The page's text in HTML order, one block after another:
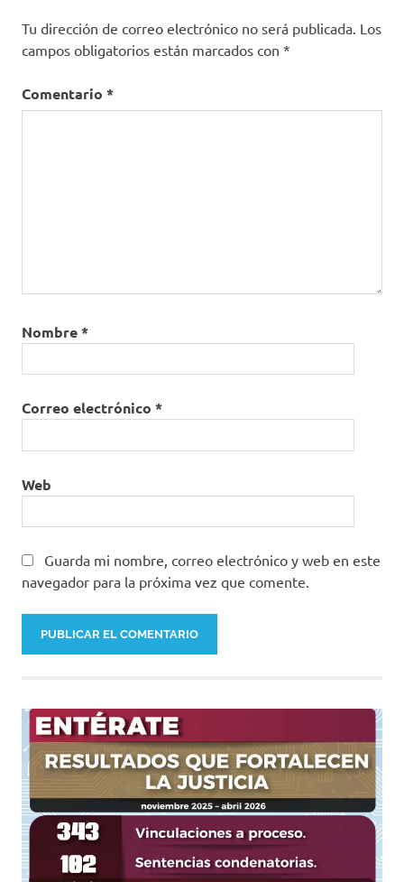
Tu dirección de correo electrónico no será publicada. Los
campos obligatorios están marcados con *
Comentario *
Nombre*
Correo electrónico *
Web
Guarda mi nombre, correo electrónico y web en este
navegador para la próxima vez que comente.